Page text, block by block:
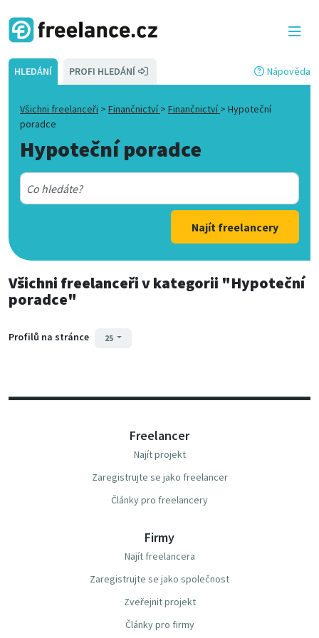
HLEDÁNÍ PROFI HLEDÁNÍ Nápověda
Všichni freelanceři > Finančnictví> Finančnictví> Hypoteční
poradce
Hypoteční poradce
Najít freelancery
Všichni freelanceřiv kategorii "Hypoteční
poradce"
Profilů na stránce 25
Freelancer
Najít projekt
Zaregistrujte se jako freelancer
Články pro freelancery
Firmy
Najít freelancera
Zaregistrujte se jako společnost
Zveřejnit projekt
Články pro firmy